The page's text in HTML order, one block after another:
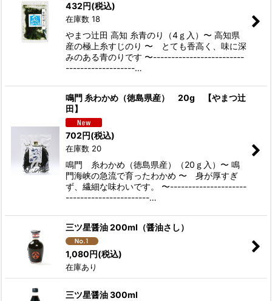
432円(税込)
在庫数 18
やまつ辻田 高知 糸青のり（4ｇ入）〜 高知県
産の極上糸すじのり 〜 とても香高く、味に深
みのある青のりです 〜-------------------------
-------------------…
鳴門 糸わかめ（徳島県産） 20g 【やまつ辻
田】
702円(税込)
在庫数 20
鳴門 糸わかめ（徳島県産）（20ｇ入）〜 鳴
門海峡の急流で育ったわかめ 〜 身が厚すぎ
ず、繊細な味わいです。 〜---------------------
-----------------------…
三ツ星醤油 200ml（醤油さし）
1,080円(税込)
在庫あり
三ツ星醤油 300ml